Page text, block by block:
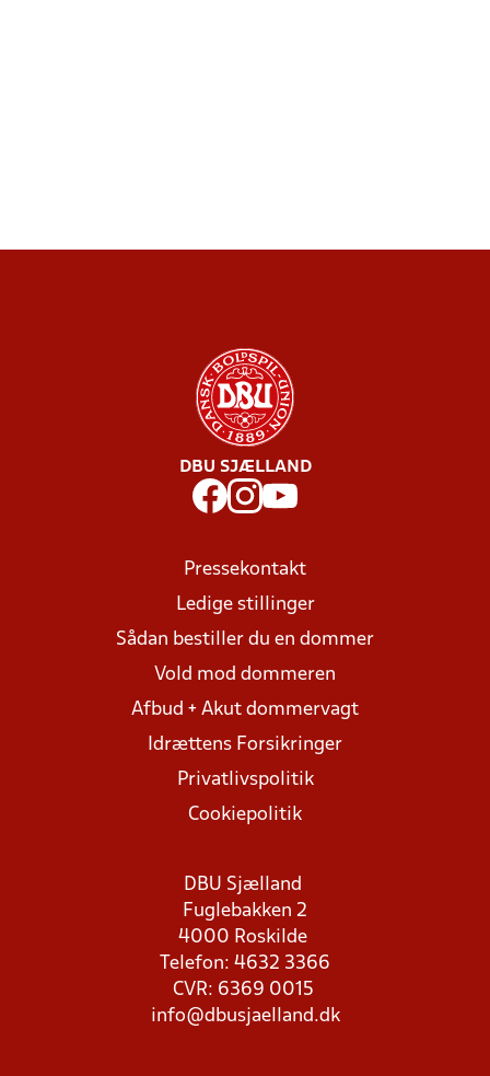
DBU SJÆLLAND
Pressekontakt
Ledige stillinger
Sådan bestiller du en dommer
Vold mod dommeren
Afbud + Akut dommervagt
Idrættens Forsikringer
Privatlivspolitik
Cookiepolitik
DBU Sjælland
Fuglebakken 2
4000 Roskilde
Telefon: 4632 3366
CVR: 6369 0015
info@dbusjaelland.dk